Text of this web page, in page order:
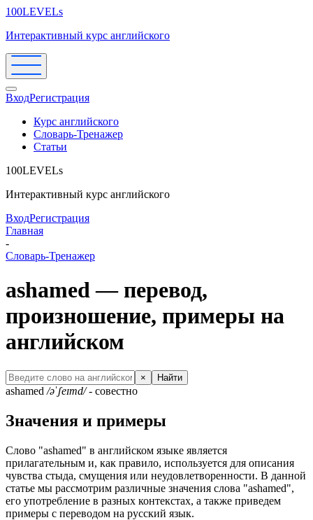
100LEVELs
Интерактивный курс английского
ВходРегистрация
Курс английского
Словарь-Тренажер
Статьи
100LEVELs
Интерактивный курс английского
ВходРегистрация
Главная
-
Словарь-Тренажер
ashamed — перевод,
произношение, примеры на
английском
× Найти
ashamed /əˈʃeɪmd/- совестно
Значения и примеры
Слово "ashamed" в английском языке является
прилагательным и, как правило, используется для описания
чувства стыда, смущения или неудовлетворенности. В данной
статье мы рассмотрим различные значения слова "ashamed",
его употребление в разных контекстах, а также приведем
примеры с переводом на русский язык.